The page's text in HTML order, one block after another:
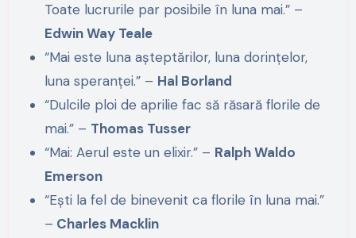
Toate lucrurile par posibile în luna mai.” –
Edwin Way Teale
“Mai este luna așteptărilor, luna dorințelor,
luna speranței.” – Hal Borland
“Dulcile ploi de aprilie fac să răsară florile de
mai.” – Thomas Tusser
“Mai: Aerul este un elixir.” – Ralph Waldo
Emerson
“Ești la fel de binevenit ca florile în luna mai.”
– Charles Macklin